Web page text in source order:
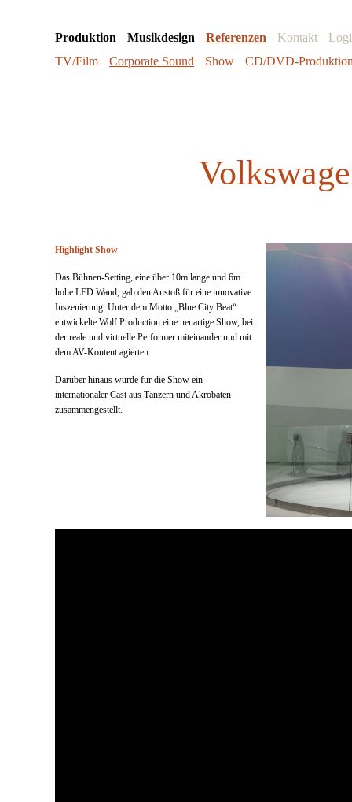
Produktion Musikdesign Referenzen Kontakt
TV/Film
Corporate Sound Show CD/DVD-
Highlight Show
Das Bühnen-Setting, eine über 10m lange und 6m
hohe LED Wand, gab den Anstoß für eine innovative
Inszenierung. Unter dem Motto „Blue City Beat“
entwickelte Wolf Production eine neuartige Show, bei
der reale und virtuelle Performer miteinander und mit
dem AV-Kontent agierten.
Darüber hinaus wurde für die Show ein
internationaler Cast aus Tänzern und Akrobaten
zusammengestellt.